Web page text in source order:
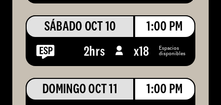
SÁBADO OCT 10
1:00 PM
2hrs
x18 Espacios
disponibles
DOMINGO OCT 11
1:00 PM